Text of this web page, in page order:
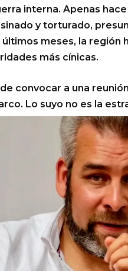
interna. Apenas hace
y torturado,
últimos meses, la
más cínicas.
convocar a una
Lo suyo no es la